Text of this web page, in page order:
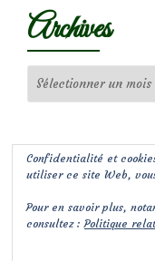
Archives
Confidentialité et
utiliser ce site Web,
Pour en savoir plus,
consultez :Politique